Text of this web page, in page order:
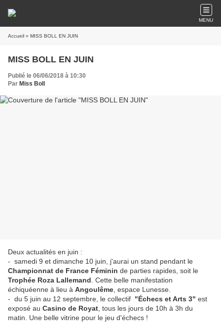
MENU
Accueil » MISS BOLL EN JUIN
MISS BOLL EN JUIN
Publié le 06/06/2018 à 10:30
Par Miss Boll
Deux actualités en juin :
- samedi 9 et dimanche 10 juin, j'aurai un stand pendant le
Championnat de France Féminin de parties rapides, soit le
Trophée Roza Lallemand . Cette belle manifestation
échiquéenne à lieu à Angoulême , espace Lunesse.
- du 5 juin au 12 septembre, le collectif "Échecs et Arts 3" est
exposé au Casino de Royat , tous les jours de 10h à 3h du
matin. Une belle vitrine pour le jeu d'échecs !